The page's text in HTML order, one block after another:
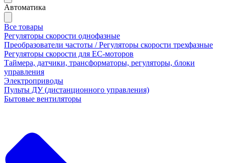
Автоматика
Все товары
Регуляторы скорости однофазные
Преобразователи частоты / Регуляторы скорости трехфазные
Регуляторы скорости для ЕС-моторов
Таймера, датчики, трансформаторы, регуляторы, блоки
управления
Электроприводы
Пульты ДУ (дистанционного управления)
Бытовые вентиляторы